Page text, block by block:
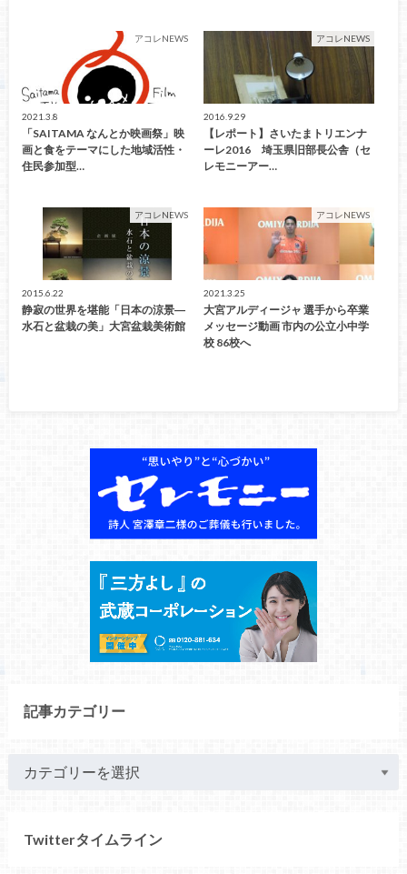
アコレNEWS
2021.3.8
「SAITAMA なんとか映画祭」映
画と食をテーマにした地域活性・
住民参加型…
アコレNEWS
2016.9.29
【レポート】さいたまトリエンナ
ーレ2016 埼玉県旧部長公舎（セ
レモニーアー…
アコレNEWS
2015.6.22
静寂の世界を堪能「日本の涼景―
水石と盆栽の美」大宮盆栽美術館
アコレNEWS
2021.3.25
大宮アルディージャ 選手から卒業
メッセージ動画 市内の公立小中学
校 86校へ
記事カテゴリー
Twitterタイムライン